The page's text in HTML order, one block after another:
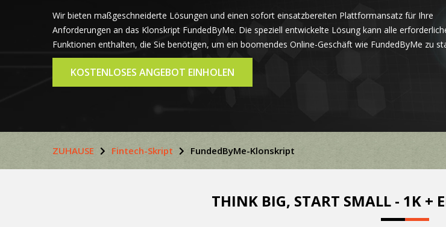
Wir bieten maßgeschneiderte Lösungen und einen sofort einsatzbereiten Plattformansatz für Ihre
Anforderungen an das Klonskript FundedByMe. Die speziell entwickelte Lösung kann alle
Funktionen enthalten, die Sie benötigen, um ein boomendes Online-Geschäft wie FundedByMe zu
KOSTENLOSES ANGEBOT EINHOLEN
ZUHAUSE Fintech-Skript FundedByMe-Klonskript
THINK BIG, START SMALL - 1K +